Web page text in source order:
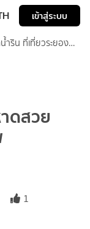
เข้าสู่ระบบ
ำริน ที่เที่ยวระยอง
ดสวย
1